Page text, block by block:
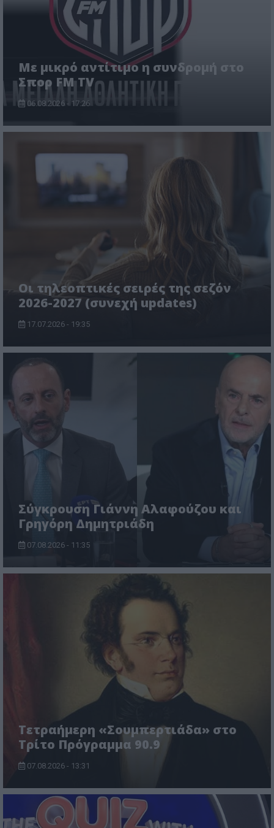
Με μικρό αντίτιμο η συνδρομή στο
Σπορ FM TV
06.08.2026 - 17:26
Οι τηλεοπτικές σειρές της σεζόν
2026-2027 (συνεχή updates)
17.07.2026 - 19:35
Σύγκρουση Γιάννη Αλαφούζου και
Γρηγόρη Δημητριάδη
07.08.2026 - 11:35
Τετραήμερη «Σουμπερτιάδα» στο
Τρίτο Πρόγραμμα 90.9
07.08.2026 - 13:31